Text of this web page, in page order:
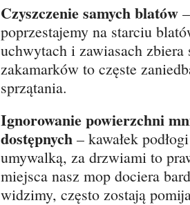
Czyszczenie samych blatów
poprzestajemy na starciu
uchwytach i zawiasach
zakamarków to częste
sprzątania.
Ignorowanie powierzchni
dostępnych – kawałek
umywalką, za drzwiami to
miejsca nasz mop dociera
widzimy, często zostają